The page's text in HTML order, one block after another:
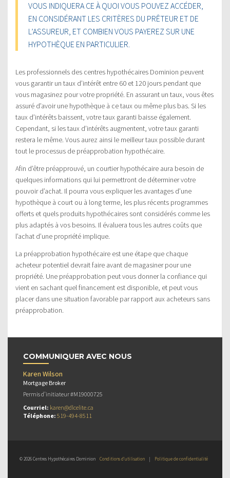
VOUS INDIQUERA CE À QUOI VOUS POUVEZ ACCÉDER,
EN CONSIDÉRANT LES CRITÈRES DU PRÊTEUR ET DE
L’ASSUREUR, ET COMBIEN VOUS PAYEREZ SUR UNE
HYPOTHÈQUE EN PARTICULIER.
Les professionnels des centres hypothécaires Dominion peuvent
vous garantir un taux d’intérêt entre 60 et 120 jours pendant que
vous magasinez pour votre propriété. En assurant un taux, vous êtes
assuré d’avoir une hypothèque à ce taux ou même plus bas. Si les
taux d’intérêts baissent, votre taux garanti baisse également.
Cependant, si les taux d’intérêts augmentent, votre taux garanti
restera le même. Vous aurez ainsi le meilleur taux possible durant
tout le processus de préapprobation hypothécaire.
Afin d’être préapprouvé, un courtier hypothécaire aura besoin de
quelques informations qui lui permettront de déterminer votre
pouvoir d’achat. Il pourra vous expliquer les avantages d’une
hypothèque à court ou à long terme, les plus récents programmes
offerts et quels produits hypothécaires sont considérés comme les
plus adaptés à vos besoins. Il évaluera tous les autres coûts que
l’achat d’une propriété implique.
La préapprobation hypothécaire est une étape que chaque
acheteur potentiel devrait faire avant de magasiner pour une
propriété. Une préapprobation peut vous donner la confiance qui
vient en sachant quel financement est disponible, et peut vous
placer dans une situation favorable par rapport aux acheteurs sans
préapprobation.
COMMUNIQUER AVEC NOUS
Karen Wilson
Mortgage Broker
Permis d’initiateur #M19000725
Courriel: karen@dlcelite.ca
Téléphone: 519-494-8511
© 2026 Centres Hypothécaires Dominion Conditions d’utilisation | Politique de confidentialité